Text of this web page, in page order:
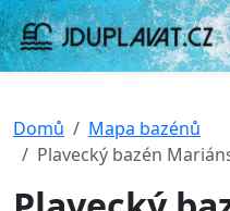
Domů
Mapa bazénů
Plavecký bazén